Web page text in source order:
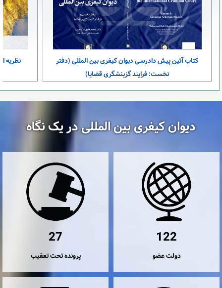
کتاب آئین پیش دادرسی دیوان کیفری بین المللی (دفتر
نخست: فرایند گزینشگری قضایا)
نظریه
دیوان کیفری بین المللی در یک نگاه
122
دولت عضو
27
پرونده تحت تعقیب